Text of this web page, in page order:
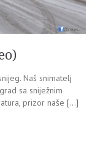
Naš snimatelj
sa sniježnim
prizor naše […]